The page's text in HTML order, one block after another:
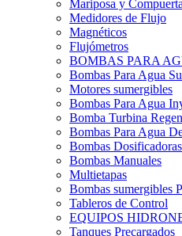
Mariposa y Compuerta
Medidores de Flujo
Magnéticos
Flujómetros
BOMBAS PARA
Bombas Para Agua
Motores sumergibles
Bombas Para Agua
Bomba Turbina
Bombas Para Agua
Bombas
Bombas Manuales
Multietapas
Bombas sumergibles
Tableros de Control
EQUIPOS
Tanques Precargados